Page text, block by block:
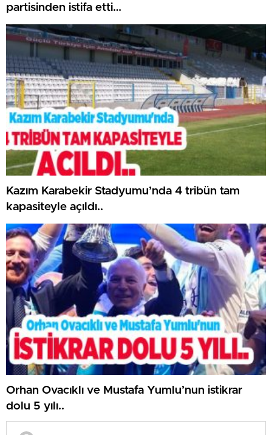
partisinden istifa etti…
Kazım Karabekir Stadyumu’nda 4 tribün tam
kapasiteyle açıldı..
Orhan Ovacıklı ve Mustafa Yumlu’nun istikrar
dolu 5 yılı..